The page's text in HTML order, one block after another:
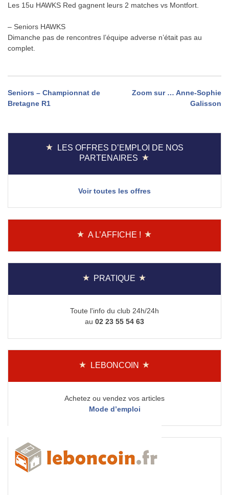
Les 15u HAWKS Red gagnent leurs 2 matches vs Montfort.
– Seniors HAWKS
Dimanche pas de rencontres l’équipe adverse n’était pas au
complet.
Navigation
l’article
Seniors – Championnat de
Bretagne R1
Zoom sur … Anne-Sophie
Galisson
LES OFFRES D’EMPLOI DE NOS
PARTENAIRES
Voir toutes les offres
A L’AFFICHE !
PRATIQUE
Toute l'info du club 24h/24h
au 02 23 55 54 63
LEBONCOIN
Achetez ou vendez vos articles
Mode d’emploi